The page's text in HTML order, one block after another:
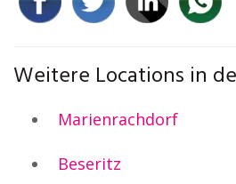
Weitere Locations in
Marienrachdorf
Beseritz